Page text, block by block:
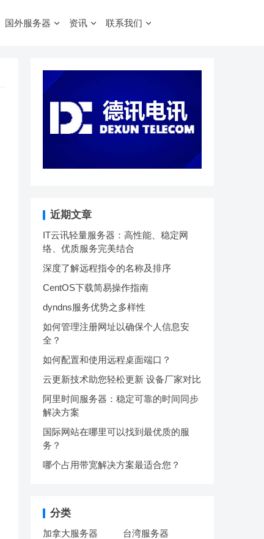
国外服务器 资讯 联系我们
近期文章
IT云讯轻量服务器：高性能、稳定网
络、优质服务完美结合
深度了解远程指令的名称及排序
CentOS下载简易操作指南
dyndns服务优势之多样性
如何管理注册网址以确保个人信息安
全？
如何配置和使用远程桌面端口？
云更新技术助您轻松更新 设备厂家对比
阿里时间服务器：稳定可靠的时间同步
解决方案
国际网站在哪里可以找到最优质的服
务？
哪个占用带宽解决方案最适合您？
分类
加拿大服务器 台湾服务器